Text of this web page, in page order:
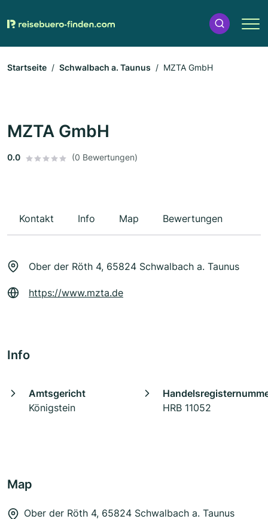
Startseite Schwalbach a. Taunus MZTA GmbH
MZTA GmbH
0.0 (0 Bewertungen)
Kontakt Info Map Bewertungen
Ober der Röth 4, 65824 Schwalbach a. Taunus
https://www.mzta.de
Info
Amtsgericht
Königstein
HRB 11052
Map
Ober der Röth 4, 65824 Schwalbach a. Taunus